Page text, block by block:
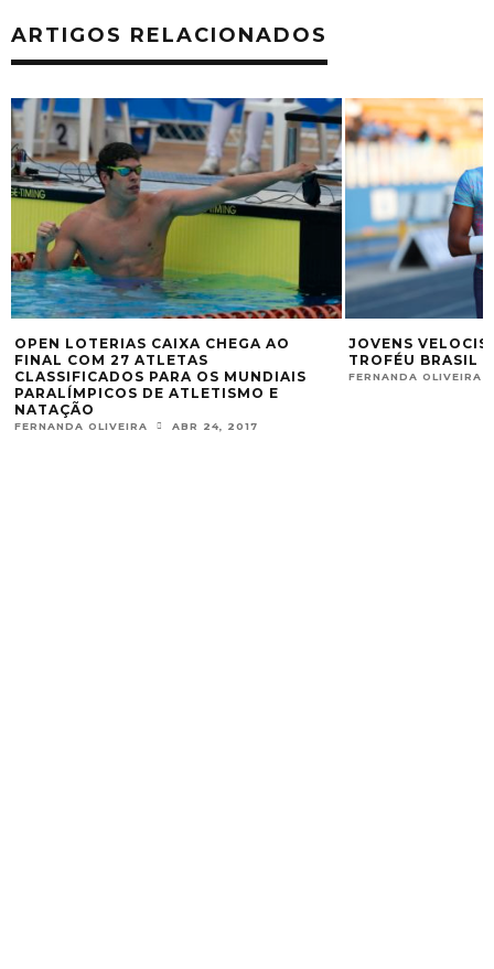
ARTIGOS RELACIONADOS
OPEN LOTERIAS CAIXA CHEGA AO
FINAL COM 27 ATLETAS
CLASSIFICADOS PARA OS MUNDIAIS
PARALÍMPICOS DE ATLETISMO E
NATAÇÃO
FERNANDA OLIVEIRA ABR 24, 2017
JOVENS
TROFÉU BRASIL
FERNANDA OLIVEIRA